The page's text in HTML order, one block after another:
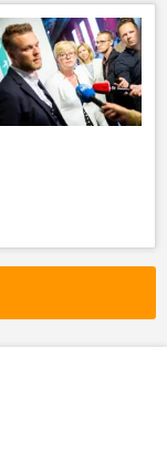
Tėvynės sąjunga-Lietuvos krikščionys demokratai (TS-LKD)